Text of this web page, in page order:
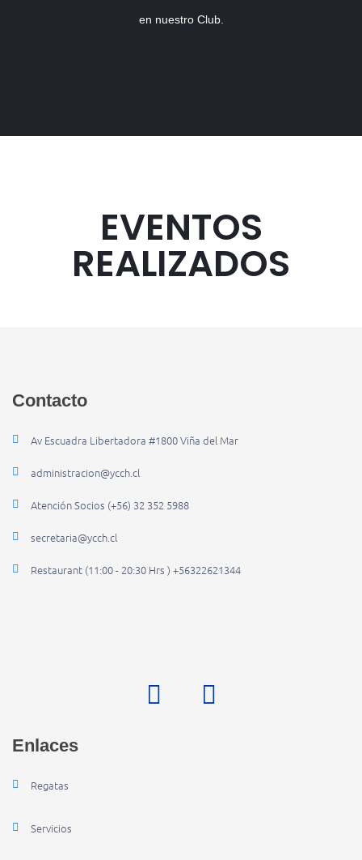
en nuestro Club.
EVENTOS
REALIZADOS
Contacto
Av Escuadra Libertadora #1800 Viña del Mar
administracion@ycch.cl
Atención Socios (+56) 32 352 5988
secretaria@ycch.cl
Restaurant (11:00 - 20:30 Hrs ) +56322621344
Enlaces
Regatas
Servicios